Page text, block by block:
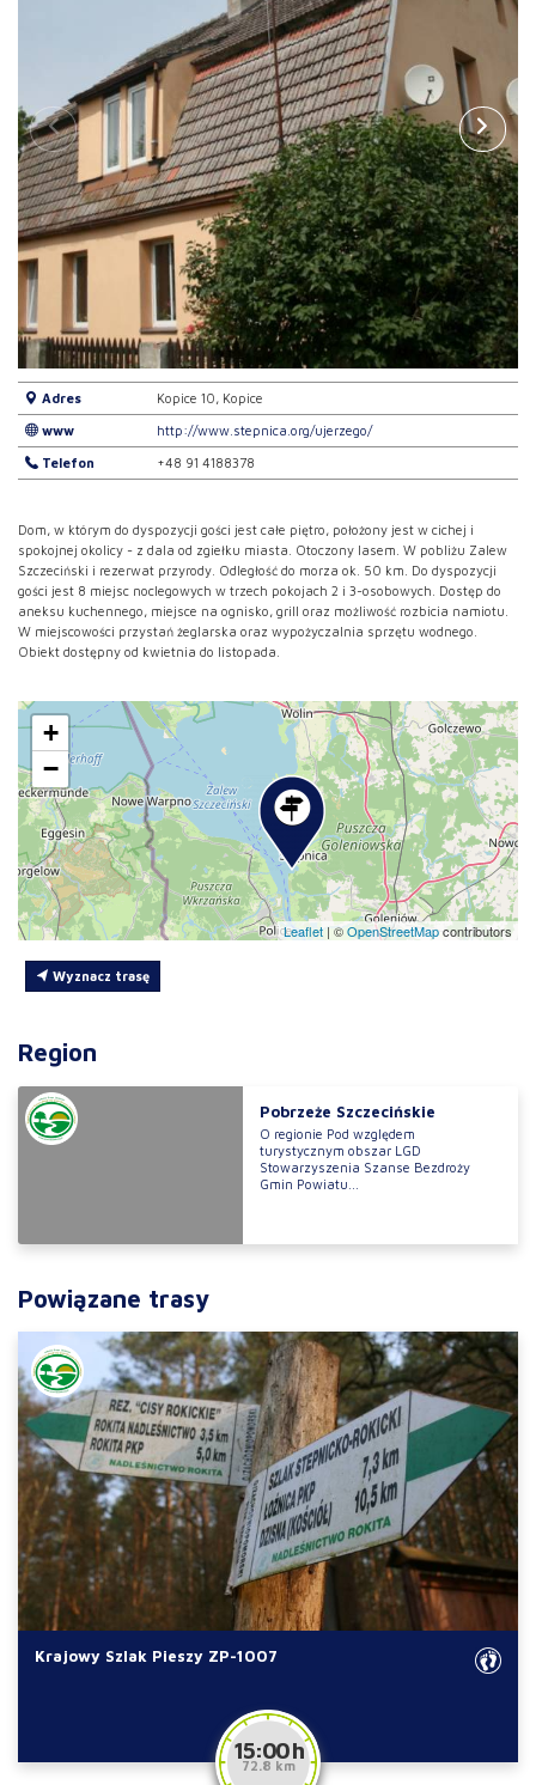
Adres Kopice 10, Kopice
www http://www.stepnica.org/ujerzego/
Telefon +48 91 4188378
Dom, w którym do dyspozycji gości jest całe piętro, położony jest w cichej i
spokojnej okolicy - z dala od zgiełku miasta. Otoczony lasem. W pobliżu Zalew
Szczeciński i rezerwat przyrody. Odległość do morza ok. 50 km. Do dyspozycji
gości jest 8 miejsc noclegowych w trzech pokojach 2 i 3-osobowych. Dostęp do
aneksu kuchennego, miejsce na ognisko, grill oraz możliwość rozbicia namiotu.
W miejscowości przystań żeglarska oraz wypożyczalnia sprzętu wodnego.
Obiekt dostępny od kwietnia do listopada.
+
−
Leaflet | ©OpenStreetMapcontributors
Wyznacz trasę
Region
Pobrzeże Szczecińskie
O regionie Pod względem
turystycznym obszar LGD
Stowarzyszenia Szanse Bezdroży
Gmin Powiatu...
Powiązane trasy
Krajowy Szlak Pieszy ZP-1007
15:00 h
72.8 km